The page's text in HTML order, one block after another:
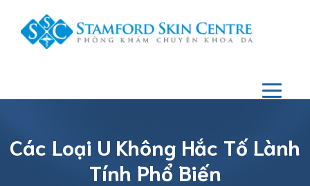
Các Loại U Không Hắc Tố Lành
Tính Phổ Biến